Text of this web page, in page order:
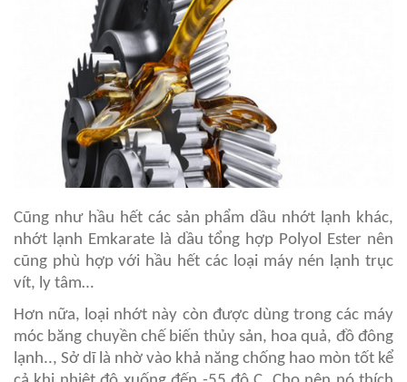
Cũng như hầu hết các sản phẩm dầu nhớt lạnh khác,
nhớt lạnh Emkarate là dầu tổng hợp Polyol Ester nên
cũng phù hợp với hầu hết các loại máy nén lạnh trục
vít, ly tâm…
Hơn nữa, loại nhớt này còn được dùng trong các máy
móc băng chuyền chế biến thủy sản, hoa quả, đồ đông
lạnh.., Sở dĩ là nhờ vào khả năng chống hao mòn tốt kể